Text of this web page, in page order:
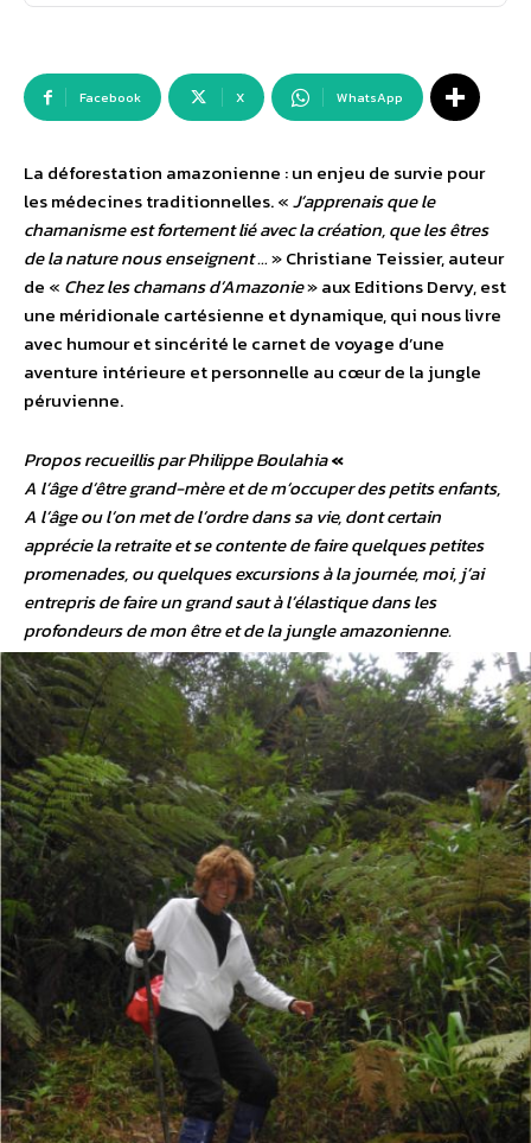
Facebook X WhatsApp
La déforestation amazonienne : un enjeu de survie pour
les médecines traditionnelles. «J’apprenais que le
chamanisme est fortement lié avec la création, que les êtres
de la nature nous enseignent …» Christiane Teissier, auteur
de « Chez les chamans d’Amazonie» aux Editions Dervy, est
une méridionale cartésienne et dynamique, qui nous livre
avec humour et sincérité le carnet de voyage d’une
aventure intérieure et personnelle au cœur de la jungle
péruvienne.
Propos recueillis par Philippe Boulahia«
A l’âge d’être grand-mère et de m’occuper des petits enfants,
A l’âge ou l’on met de l’ordre dans sa vie, dont certain
apprécie la retraite et se contente de faire quelques petites
promenades, ou quelques excursions à la journée, moi, j’ai
entrepris de faire un grand saut à l’élastique dans les
profondeurs de mon être et de la jungle amazonienne.